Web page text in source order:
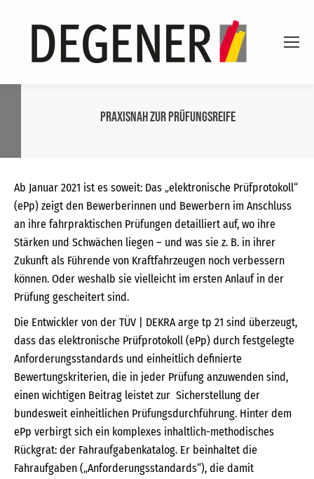
Praxisnah zur Prüfungsreife
Ab Januar 2021 ist es soweit: Das „elektronische Prüfprotokoll“
(ePp) zeigt den Bewerberinnen und Bewerbern im Anschluss
an ihre fahrpraktischen Prüfungen detailliert auf, wo ihre
Stärken und Schwächen liegen – und was sie z. B. in ihrer
Zukunft als Führende von Kraftfahrzeugen noch verbessern
können. Oder weshalb sie vielleicht im ersten Anlauf in der
Prüfung gescheitert sind.
Die Entwickler von der TÜV | DEKRA arge tp 21 sind überzeugt,
dass das elektronische Prüfprotokoll (ePp) durch festgelegte
Anforderungsstandards und einheitlich definierte
Bewertungskriterien, die in jeder Prüfung anzuwenden sind,
einen wichtigen Beitrag leistet zur Sicherstellung der
bundesweit einheitlichen Prüfungsdurchführung. Hinter dem
ePp verbirgt sich ein komplexes inhaltlich-methodisches
Rückgrat: der Fahraufgabenkatalog. Er beinhaltet die
Fahraufgaben („Anforderungsstandards“), die damit